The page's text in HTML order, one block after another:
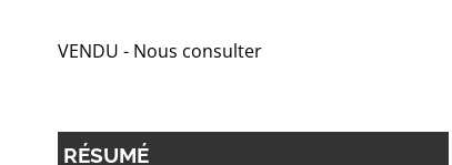
VENDU - Nous consulter
RÉSUMÉ